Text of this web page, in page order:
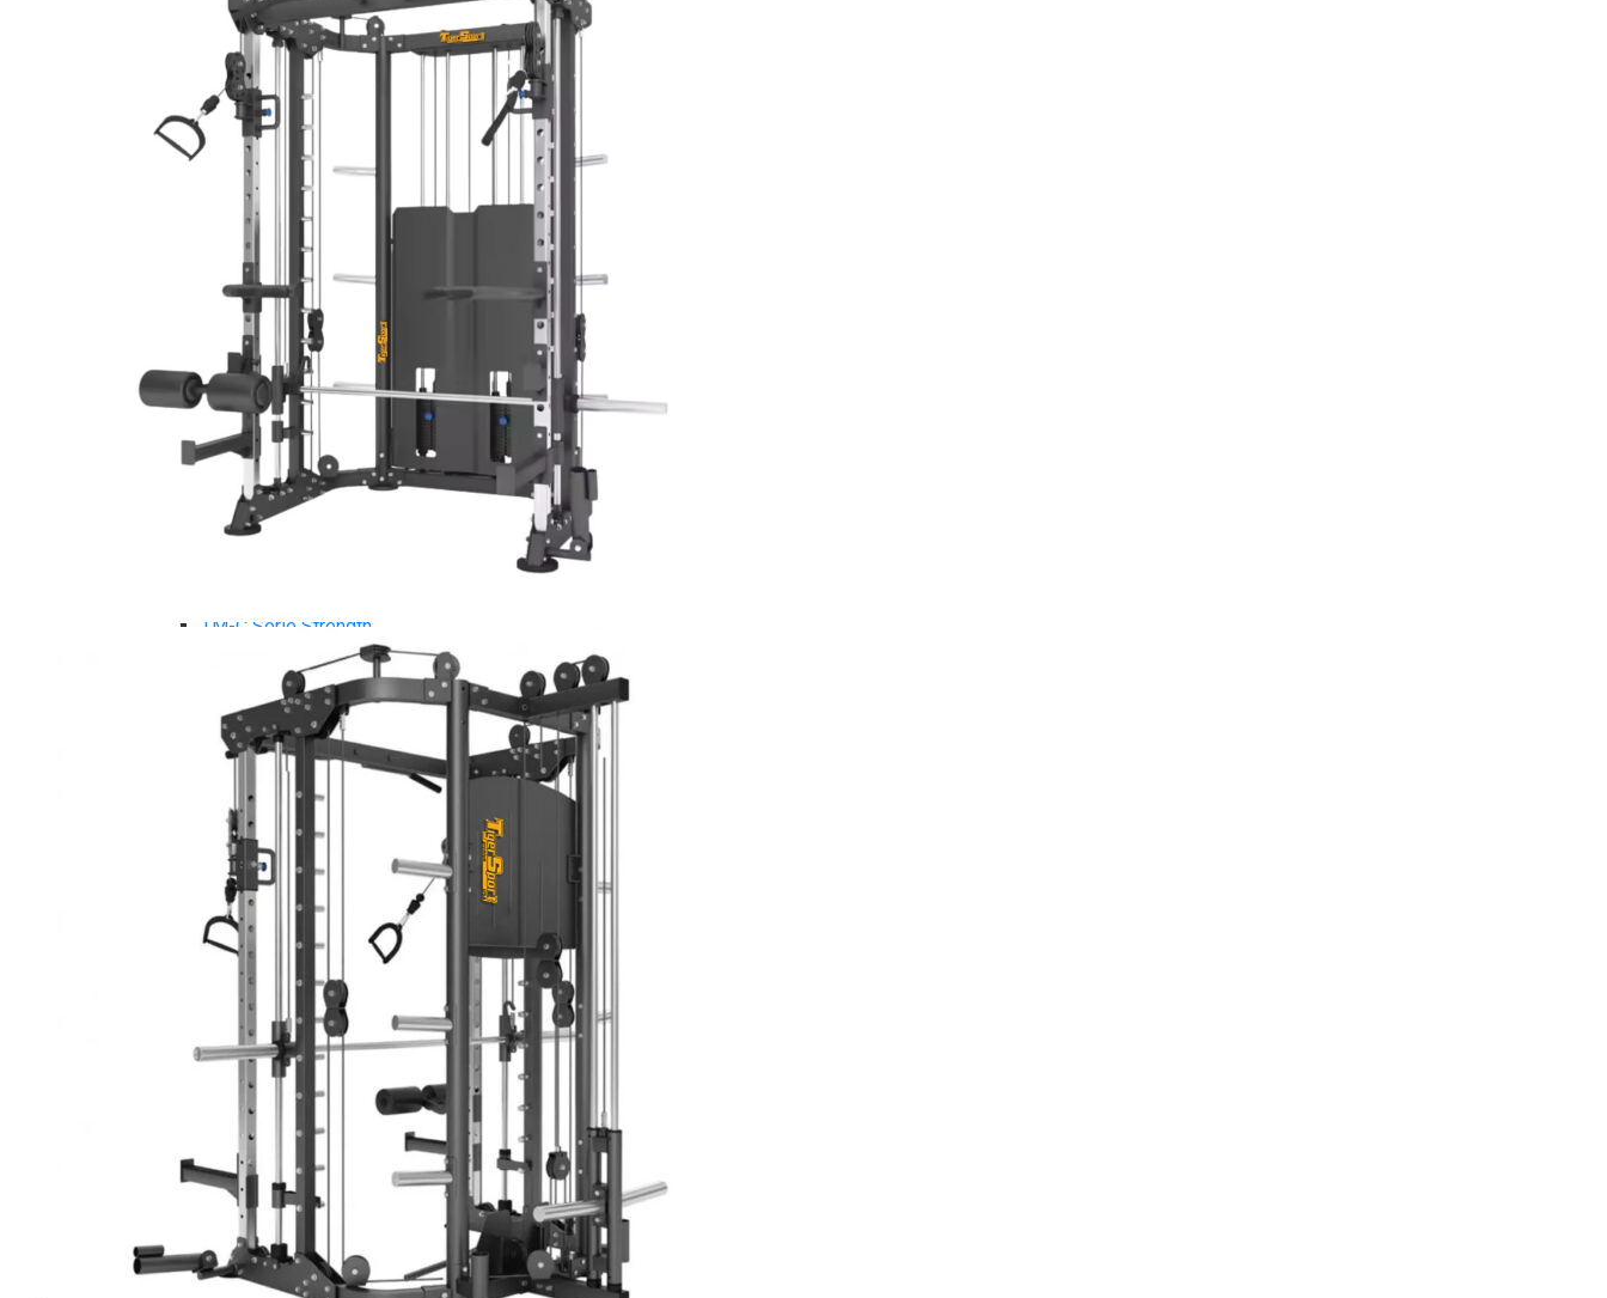
Cardio Spirit
Máy chạy bộ Spirit
Xe đạp tập Spirit
Xe đạp ngồi có tựa lưng Spirit
Máy trượt tuyết Spirit
Máy chèo thuyền Spirit
Máy tập phục hồi chức năng Spirit
Strength Spirit
SP3 Serie Strength Spirit
SP4 Serie Strength Spirit
Robot Spirit
Free weight Spirit
Tiger Sport Serie
Cardio Tiger Sport
Máy chạy bộ Tiger Sport
Xe đạp tập Tiger Sport
Xe đạp ngồi có tựa lưng Tiger Sport
Máy trượt tuyết Tiger Sport
Máy chèo thuyền Tiger Sport
Strength Tiger Sport
TGP Serie Strength
TGP 20 Serie Strength
TGS Serie Strength
TGF Serie Strength
TM-C Serie Strength
TM-AN Serie Strength
TM-FH Serie Strength
TM-FS Serie Strength
TM-FD Serie Strength
TM-FM Serie Strengh
TM-F Serie Strength
Robot Tiger Sport
TGP Serie Robot
TM-C Robot Serie
TM-H Robot Serie
TM-G Robot Serie
TM-PL Robot Serie
Free weight Tiger Sport
TGP Serie Free Weight
TGS Serie Free Weight
TGF Serie Free Weight
TM Serie Free Weight
TM-F Serie Free Weight
TM-FF Serie Free Weight
TM-AN Serie Free Weight
TM-C Serie Free Weight
TM-360 Serie
Tạ và phụ kiện Tiger Sport
Thanh lý thiết bị phòng gym
Hàng trưng bày thanh lý
Hàng trưng bày thanh lý Gym
Hàng trưng bày thanh lý Cardio
Hàng Mới Giá Sốc
Phụ kiện gym thanh lý